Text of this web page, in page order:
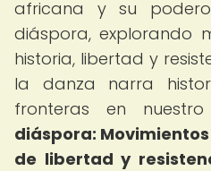
africana y su
diáspora, explorando
historia, libertad y
la danza narra
fronteras en
diáspora:
de libertad y